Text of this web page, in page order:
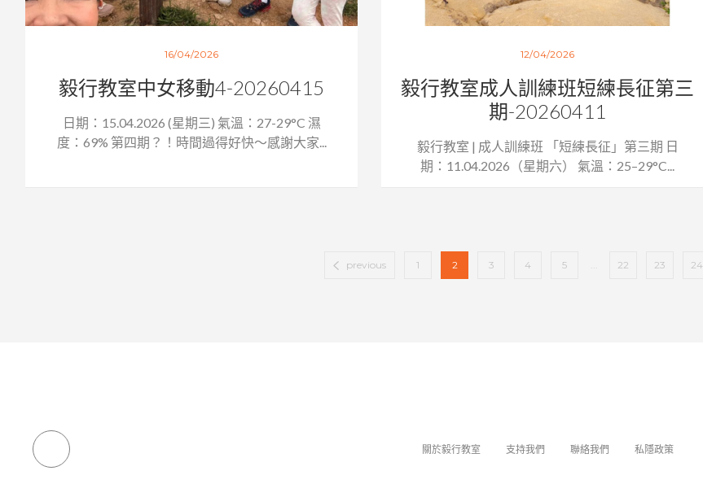
16/04/2026
毅行教室中女移動4-20260415
日期：15.04.2026 (星期三) 氣溫：27-29°C 濕
度：69% 第四期？！時間過得好快～感謝大家...
12/04/2026
毅行教室成人訓練班短練長征第三
期-20260411
毅行教室 | 成人訓練班 「短練長征」第三期 日
期：11.04.2026（星期六） 氣溫：25–29°C...
previous 1 2 3 4 5 ... 22 23 24
關於毅行教室 支持我們 聯絡我們 私隱政策